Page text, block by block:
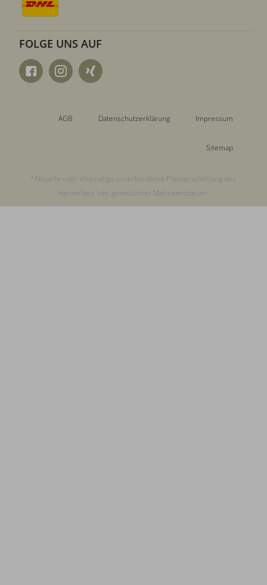
FOLGE UNS AUF
AGB Datenschutzerklärung Impressum
Sitemap
*Aktuelle oder ehemalige unverbindliche Preisempfehlung des
Herstellers inkl. gesetzlicher Mehrwertsteuer.